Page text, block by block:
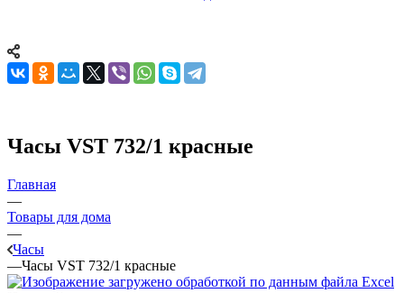
Часы VST 732/1 красные
Главная
—
Товары для дома
—
Часы
—Часы VST 732/1 красные